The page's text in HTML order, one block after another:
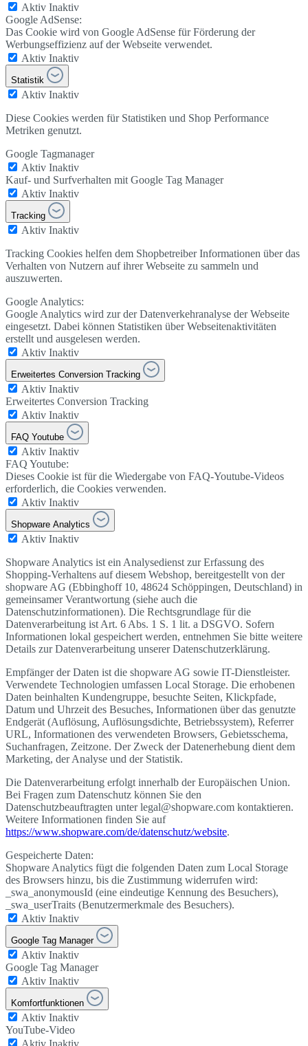
Aktiv Inaktiv
Google AdSense:
Das Cookie wird von Google AdSense für Förderung der
Werbungseffizienz auf der Webseite verwendet.
Aktiv Inaktiv
Statistik
Aktiv Inaktiv
Diese Cookies werden für Statistiken und Shop Performance
Metriken genutzt.
Google Tagmanager
Aktiv Inaktiv
Kauf- und Surfverhalten mit Google Tag Manager
Aktiv Inaktiv
Tracking
Aktiv Inaktiv
Tracking Cookies helfen dem Shopbetreiber Informationen über das
Verhalten von Nutzern auf ihrer Webseite zu sammeln und
auszuwerten.
Google Analytics:
Google Analytics wird zur der Datenverkehranalyse der Webseite
eingesetzt. Dabei können Statistiken über Webseitenaktivitäten
erstellt und ausgelesen werden.
Aktiv Inaktiv
Erweitertes Conversion Tracking
Aktiv Inaktiv
Erweitertes Conversion Tracking
Aktiv Inaktiv
FAQ Youtube
Aktiv Inaktiv
FAQ Youtube:
Dieses Cookie ist für die Wiedergabe von FAQ-Youtube-Videos
erforderlich, die Cookies verwenden.
Aktiv Inaktiv
Shopware Analytics
Aktiv Inaktiv
Shopware Analytics ist ein Analysedienst zur Erfassung des
Shopping-Verhaltens auf diesem Webshop, bereitgestellt von der
shopware AG (Ebbinghoff 10, 48624 Schöppingen, Deutschland) in
gemeinsamer Verantwortung (siehe auch die
Datenschutzinformationen). Die Rechtsgrundlage für die
Datenverarbeitung ist Art. 6 Abs. 1 S. 1 lit. a DSGVO. Sofern
Informationen lokal gespeichert werden, entnehmen Sie bitte weitere
Details zur Datenverarbeitung unserer Datenschutzerklärung.
Empfänger der Daten ist die shopware AG sowie IT-Dienstleister.
Verwendete Technologien umfassen Local Storage. Die erhobenen
Daten beinhalten Kundengruppe, besuchte Seiten, Klickpfade,
Datum und Uhrzeit des Besuches, Informationen über das genutzte
Endgerät (Auflösung, Auflösungsdichte, Betriebssystem), Referrer
URL, Informationen des verwendeten Browsers, Gebietsschema,
Suchanfragen, Zeitzone. Der Zweck der Datenerhebung dient dem
Marketing, der Analyse und der Statistik.
Die Datenverarbeitung erfolgt innerhalb der Europäischen Union.
Bei Fragen zum Datenschutz können Sie den
Datenschutzbeauftragten unter legal@shopware.com kontaktieren.
Weitere Informationen finden Sie auf
https://www.shopware.com/de/datenschutz/website.
Gespeicherte Daten:
Shopware Analytics fügt die folgenden Daten zum Local Storage
des Browsers hinzu, bis die Zustimmung widerrufen wird:
_swa_anonymousId (eine eindeutige Kennung des Besuchers),
_swa_userTraits (Benutzermerkmale des Besuchers).
Aktiv Inaktiv
Google Tag Manager
Aktiv Inaktiv
Google Tag Manager
Aktiv Inaktiv
Komfortfunktionen
Aktiv Inaktiv
YouTube-Video
Aktiv Inaktiv